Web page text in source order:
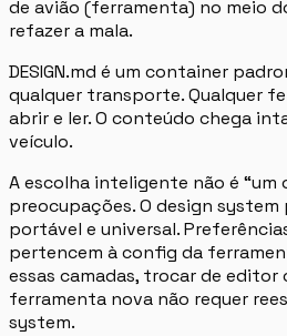
de avião (ferramenta) no meio
refazer a mala.
DESIGN.md é um container
qualquer transporte. Qualquer
abrir e ler. O conteúdo chega
veículo.
A escolha inteligente não é “um
preocupações. O design
portável e universal.
pertencem à config da
essas camadas, trocar de editor
ferramenta nova não requer
system.